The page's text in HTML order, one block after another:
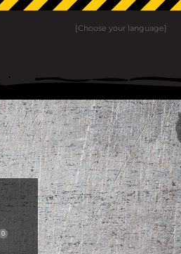
[Choose your language]
0